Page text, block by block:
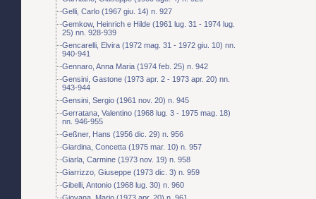
Gelli, Carlo (1967 giu. 14) n. 927
Gemkow, Heinrich e Hilde (1961 lug. 31 - 1974 lug.
25) nn. 928-939
Gencarelli, Elvira (1972 mag. 31 - 1972 giu. 10) nn.
940-941
Gennaro, Anna Maria (1974 feb. 25) n. 942
Gensini, Gastone (1973 apr. 2 - 1973 apr. 20) nn.
943-944
Gensini, Sergio (1961 nov. 20) n. 945
Gerratana, Valentino (1968 lug. 3 - 1975 mag. 18)
nn. 946-955
Geßner, Hans (1956 dic. 29) n. 956
Giardina, Concetta (1975 mar. 10) n. 957
Giarla, Carmine (1973 nov. 19) n. 958
Giarrizzo, Giuseppe (1973 dic. 3) n. 959
Gibelli, Antonio (1968 lug. 30) n. 960
Giovana, Mario (1973 apr. 20) n. 961